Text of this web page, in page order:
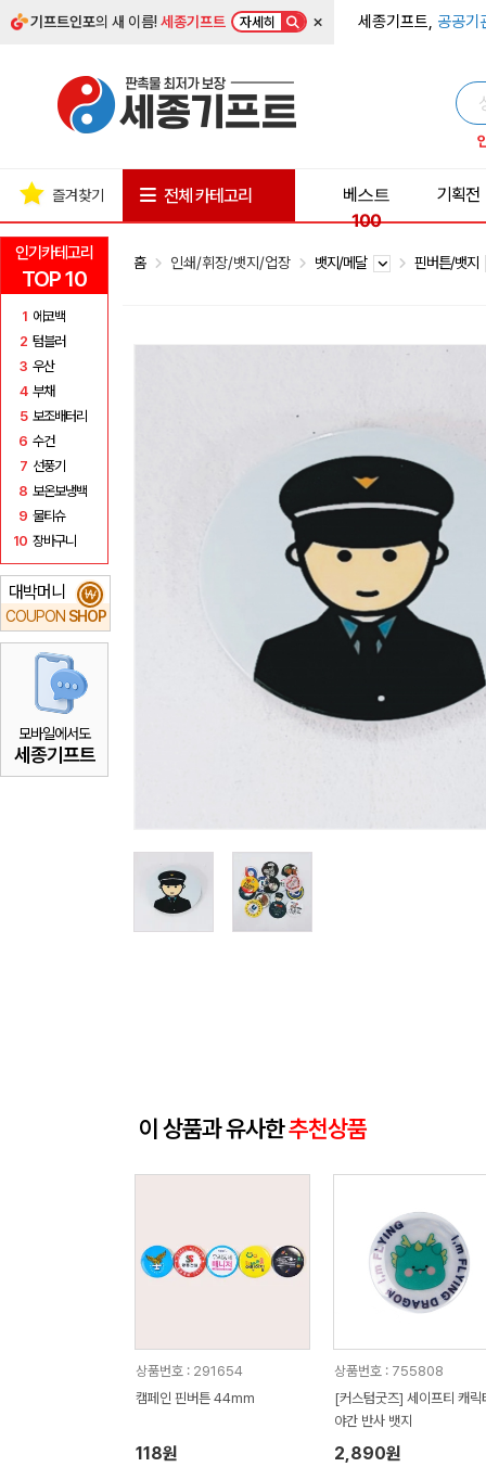
기프트인포의 새 이름!세종기프트 자세히 × 세종기프트, 공공기
인기카테고리
TOP 10
1 에코백
2 텀블러
3 우산
4 부채
5 보조배터리
6 수건
7 선풍기
8 보온보냉백
9 물티슈
10 장바구니
대박머니
COUPON SHOP
₩
모바일에서도
세종기프트
즐겨찾기 전체 카테고리
베스트
100
기획전
홈 인쇄/휘장/뱃지/업장 뱃지/메달 핀버튼/뱃지
이 상품과 유사한추천상품
상품번호 : 291654
캠페인 핀버튼 44mm
118원
상품번호 : 755808
[커스텀굿즈] 세이프티 캐릭
야간 반사 뱃지
2,890원